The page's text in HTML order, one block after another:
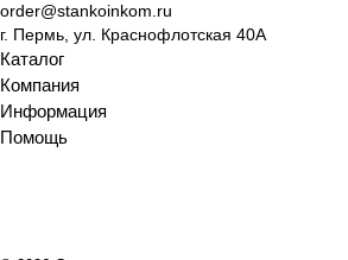
order@stankoinkom.ru
г. Пермь, ул. Краснофлотская 40А
Каталог
Компания
Информация
Помощь